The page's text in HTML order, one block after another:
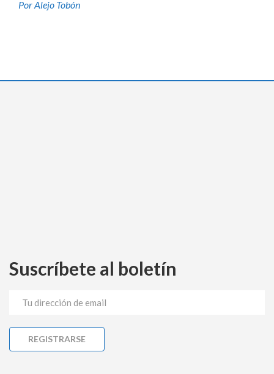
Por Alejo Tobón
Suscríbete al boletín